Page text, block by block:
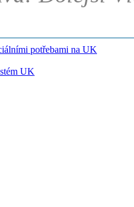
potřebami na UK
UK